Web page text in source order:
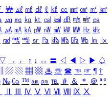
￦ ㎕ ㎖ ㎗ ℓ ㎘ ㏄ ㎣ ㎤ ㎥ ㎦
㎍ ㎎ ㎏ ㏏ ㎈ ㎉ ㏈ ㎧ ㎨ ㎰
㎂ ㎃ ㎄ ㎺ ㎻ ㎽ ㎾ ㎿ ㎐ ㎑
㎭ ㎮ ㎯ ㏛ ㎩ ㎪ ㎫ ㎬ ㏝ ㏐
㏓
▽ → ← ↑ ↓ ↔ 〓 ◁ ◀ ▷ ▶ ♤
▨ ▧ ▦ ▩ ♨ ☏ ☎ ☜ ☞ ¶ †
№ ㏇ ™ ㏂ ㏘ ℡ ＃ ＆ ＊ ＠ ª º
Ⅳ Ⅴ Ⅵ Ⅶ Ⅷ Ⅸ Ⅹ